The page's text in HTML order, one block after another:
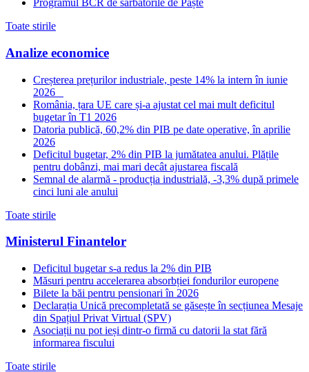
Programul BCR de sărbătorile de Paște
Toate stirile
Analize economice
Creșterea prețurilor industriale, peste 14% la intern în iunie
2026
România, țara UE care și-a ajustat cel mai mult deficitul
bugetar în T1 2026
Datoria publică, 60,2% din PIB pe date operative, în aprilie
2026
Deficitul bugetar, 2% din PIB la jumătatea anului. Plățile
pentru dobânzi, mai mari decât ajustarea fiscală
Semnal de alarmă - producția industrială, -3,3% după primele
cinci luni ale anului
Toate stirile
Ministerul Finantelor
Deficitul bugetar s-a redus la 2% din PIB
Măsuri pentru accelerarea absorbției fondurilor europene
Bilete la băi pentru pensionari în 2026
Declarația Unică precompletată se găsește în secțiunea Mesaje
din Spațiul Privat Virtual (SPV)
Asociații nu pot ieși dintr-o firmă cu datorii la stat fără
informarea fiscului
Toate stirile